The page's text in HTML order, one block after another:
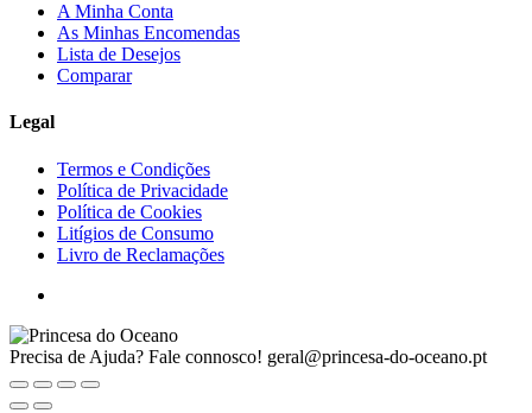
A Minha Conta
As Minhas Encomendas
Lista de Desejos
Comparar
Legal
Termos e Condições
Política de Privacidade
Política de Cookies
Litígios de Consumo
Livro de Reclamações
Precisa de Ajuda? Fale connosco! geral@princesa-do-oceano.pt